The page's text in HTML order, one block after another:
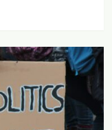
Jakie będą